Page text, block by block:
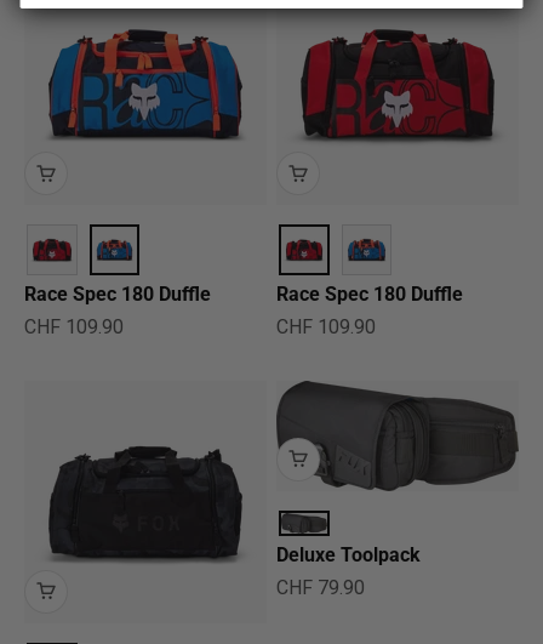
Race Spec 180 Duffle
Angebot
CHF 109.90
Race Spec 180 Duffle
Angebot
CHF 109.90
Deluxe Toolpack
Angebot
CHF 79.90